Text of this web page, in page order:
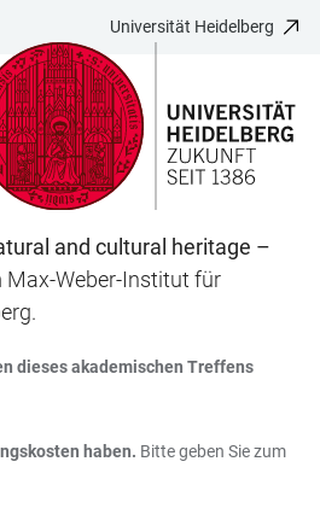
Universität Heidelberg
and cultural heritage –
Max-Weber-Institut für
dieses akademischen Treffens
haben. Bitte geben Sie zum